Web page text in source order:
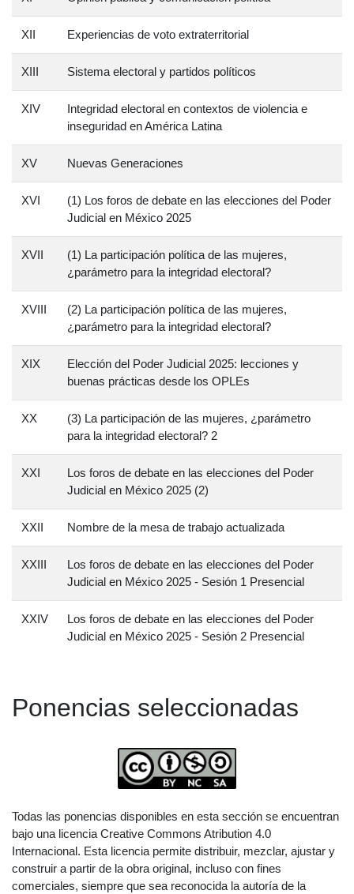
XII Experiencias de voto extraterritorial
XIII Sistema electoral y partidos políticos
XIV
Integridad electoral en contextos de violencia e
inseguridad en América Latina
XV Nuevas Generaciones
XVI
(1) Los foros de debate en las elecciones del Poder
Judicial en México 2025
XVII
(1) La participación política de las mujeres,
¿parámetro para la integridad electoral?
XVIII
(2) La participación política de las mujeres,
¿parámetro para la integridad electoral?
XIX
Elección del Poder Judicial 2025: lecciones y
buenas prácticas desde los OPLEs
XX
(3) La participación de las mujeres, ¿parámetro
para la integridad electoral? 2
XXI
Los foros de debate en las elecciones del Poder
Judicial en México 2025 (2)
XXII Nombre de la mesa de trabajo actualizada
XXIII
Los foros de debate en las elecciones del Poder
Judicial en México 2025 - Sesión 1 Presencial
XXIV
Los foros de debate en las elecciones del Poder
Judicial en México 2025 - Sesión 2 Presencial
Ponencias seleccionadas
Todas las ponencias disponibles en esta sección se encuentran
bajo una licencia Creative Commons Atribution 4.0
Internacional. Esta licencia permite distribuir, mezclar, ajustar y
construir a partir de la obra original, incluso con fines
comerciales, siempre que sea reconocida la autoría de la